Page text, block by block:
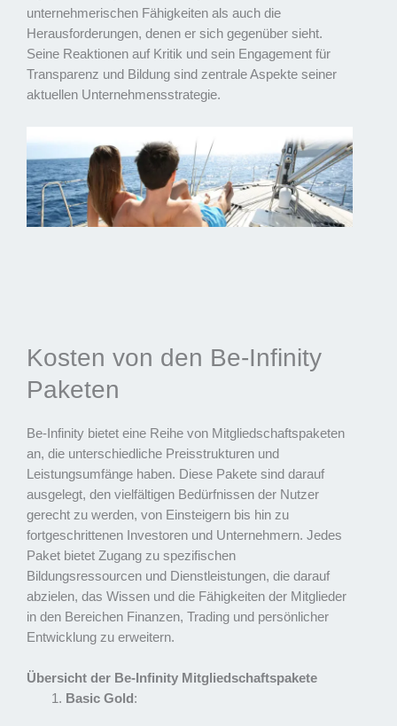
unternehmerischen Fähigkeiten als auch die
Herausforderungen, denen er sich gegenüber sieht.
Seine Reaktionen auf Kritik und sein Engagement für
Transparenz und Bildung sind zentrale Aspekte seiner
aktuellen Unternehmensstrategie.
Kosten von den Be-Infinity
Paketen
Be-Infinity bietet eine Reihe von Mitgliedschaftspaketen
an, die unterschiedliche Preisstrukturen und
Leistungsumfänge haben. Diese Pakete sind darauf
ausgelegt, den vielfältigen Bedürfnissen der Nutzer
gerecht zu werden, von Einsteigern bis hin zu
fortgeschrittenen Investoren und Unternehmern. Jedes
Paket bietet Zugang zu spezifischen
Bildungsressourcen und Dienstleistungen, die darauf
abzielen, das Wissen und die Fähigkeiten der Mitglieder
in den Bereichen Finanzen, Trading und persönlicher
Entwicklung zu erweitern.
Übersicht der Be-Infinity Mitgliedschaftspakete
Basic Gold :